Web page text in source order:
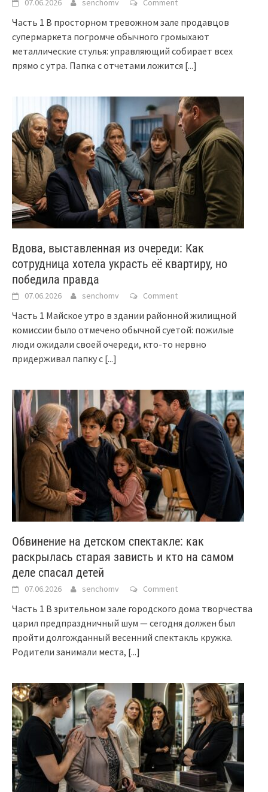
07.06.2026 senchomv Comment
Часть 1 В просторном тревожном зале продавцов
супермаркета погромче обычного громыхают
металлические стулья: управляющий собирает всех
прямо с утра. Папка с отчетами ложится [...]
Вдова, выставленная из очереди: Как
сотрудница хотела украсть её квартиру, но
победила правда
07.06.2026 senchomv Comment
Часть 1 Майское утро в здании районной жилищной
комиссии было отмечено обычной суетой: пожилые
люди ожидали своей очереди, кто-то нервно
придерживал папку с [...]
Обвинение на детском спектакле: как
раскрылась старая зависть и кто на самом
деле спасал детей
07.06.2026 senchomv Comment
Часть 1 В зрительном зале городского дома творчества
царил предпраздничный шум — сегодня должен был
пройти долгожданный весенний спектакль кружка.
Родители занимали места, [...]